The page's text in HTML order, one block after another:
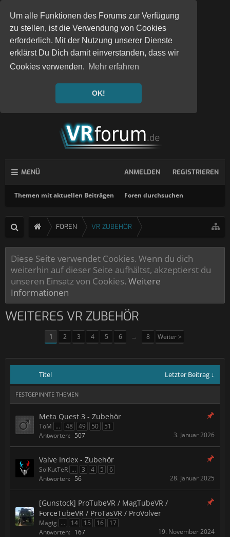
Um alle Funktionen des Forums zur Verfügung
zu stellen, ist die Verwendung von Cookies
erforderlich. Mit der Nutzung unserer Dienste
erklärst Du Dich damit einverstanden, dass wir
Cookies verwenden. Mehr erfahren
OK!
MENÜ
Themen mit aktuellen Beiträgen Foren durchsuchen
ANMELDEN REGISTRIEREN
FOREN VR ZUBEHÖR
Diese Seite verwendet Cookies. Wenn du dich
weiterhin auf dieser Seite aufhältst, akzeptierst du
unseren Einsatz von Cookies. Weitere
Informationen
WEITERES VR ZUBEHÖR
1 2 3 4 5 6 → 8 Weiter >
Titel Letzter Beitrag ↓
FESTGEPINNTE THEMEN
Meta Quest 3 - Zubehör
ToM ... 48 49 50
51
Antworten: 507 3. Januar 2026
Valve Index - Zubehör
SolKutTeR ... 3 4 5
6
Antworten: 56 28. Januar 2025
[Gunstock] ProTubeVR / MagTubeVR /
ForceTubeVR / ProTasVR / ProVolver
Magig ... 14 15 16
17
Antworten: 167 19. November 2024